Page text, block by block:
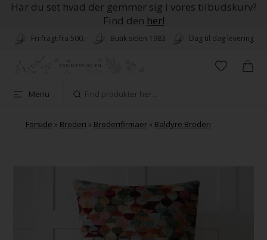
Har du set hvad der gemmer sig i vores tilbudskurv?
Find den her!
Fri fragt fra 500,- Butik siden 1983 Dag til dag levering
Menu
Forside » Broderi » Broderifirmaer» Baldyre Broderi